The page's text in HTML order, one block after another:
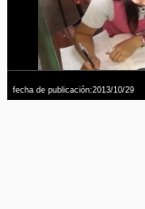
fecha de publicación:2013/10/29